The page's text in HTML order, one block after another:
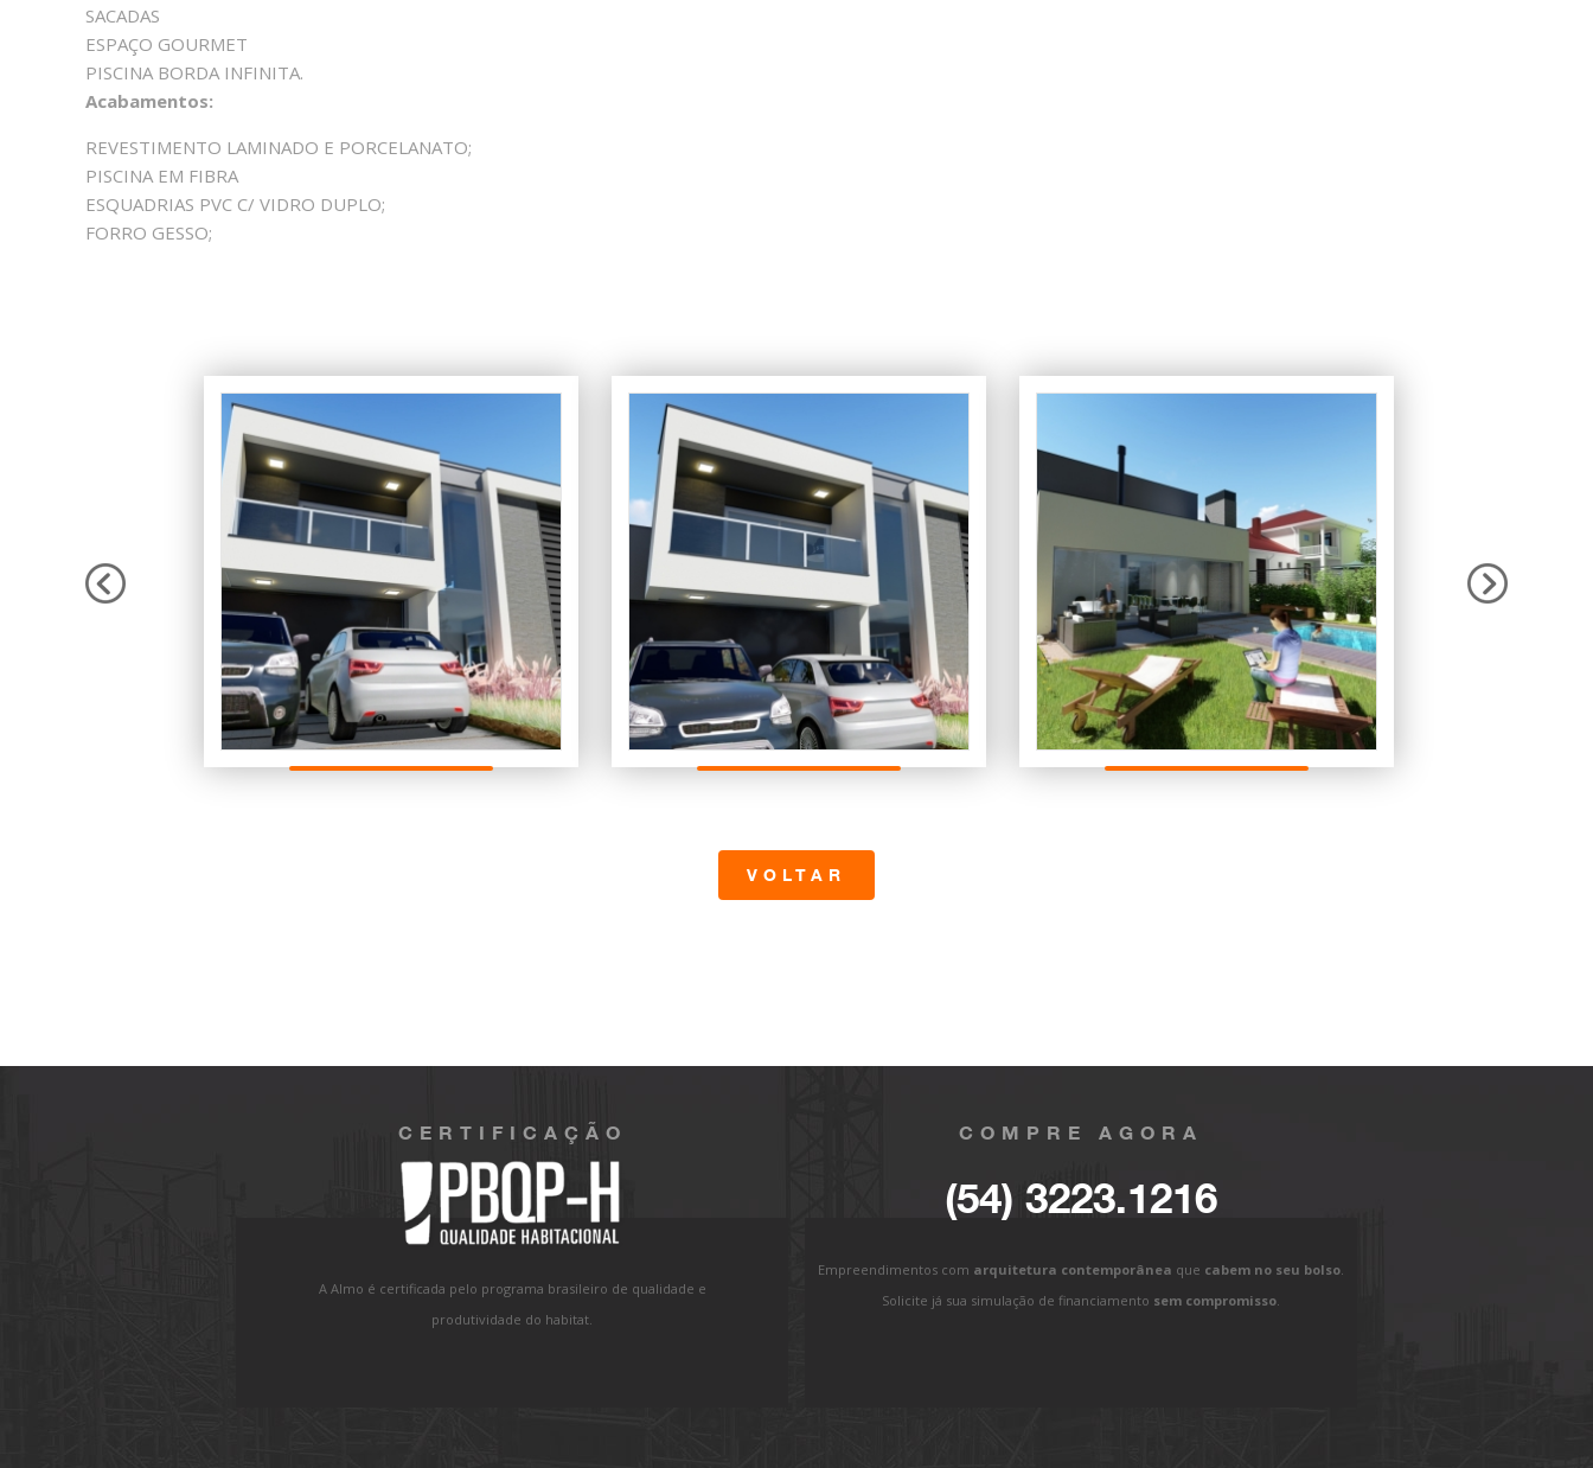
SACADAS
ESPAÇO GOURMET
PISCINA BORDA INFINITA.
Acabamentos:
REVESTIMENTO LAMINADO E PORCELANATO;
PISCINA EM FIBRA
ESQUADRIAS PVC C/ VIDRO DUPLO;
FORRO GESSO;
VOLTAR
CERTIFICAÇÃO
A Almo é certificada pelo programa brasileiro de qualidade e
produtividade do habitat.
COMPRE AGORA
(54) 3223.1216
Empreendimentos com arquitetura contemporânea que cabem no seu bolso.
Solicite já sua simulação de financiamento sem compromisso.